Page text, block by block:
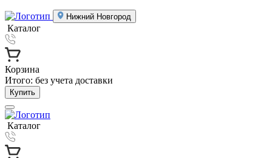
Нижний Новгород
Каталог
Корзина
Итого: без учета доставки
Купить
Каталог